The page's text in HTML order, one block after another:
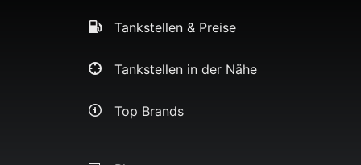
Tankstellen & Preise
Tankstellen in der Nähe
Top Brands